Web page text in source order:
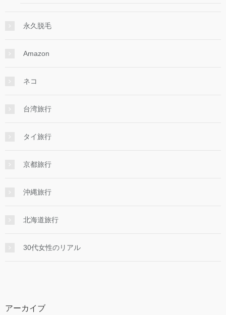
永久脱毛
Amazon
ネコ
台湾旅行
タイ旅行
京都旅行
沖縄旅行
北海道旅行
30代女性のリアル
アーカイブ